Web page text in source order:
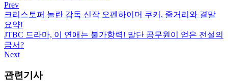
Prev
크리스토퍼 놀란 감독 신작 오펜하이머 쿠키, 줄거리와 결말
요약!
JTBC 드라마, 이 연애는 불가항력! 말단 공무원이 얻은 전설의
금서?
Next
관련기사